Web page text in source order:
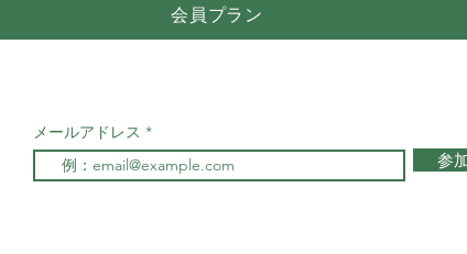
会員プラン
メールアドレス
参